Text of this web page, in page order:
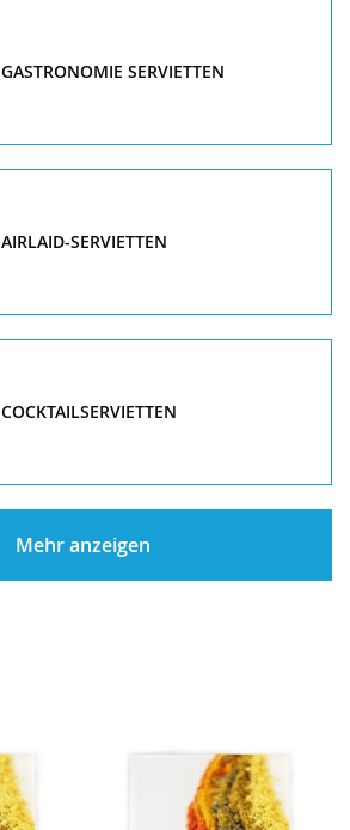
GASTRONOMIE SERVIETTEN
AIRLAID-SERVIETTEN
COCKTAILSERVIETTEN
Mehr anzeigen